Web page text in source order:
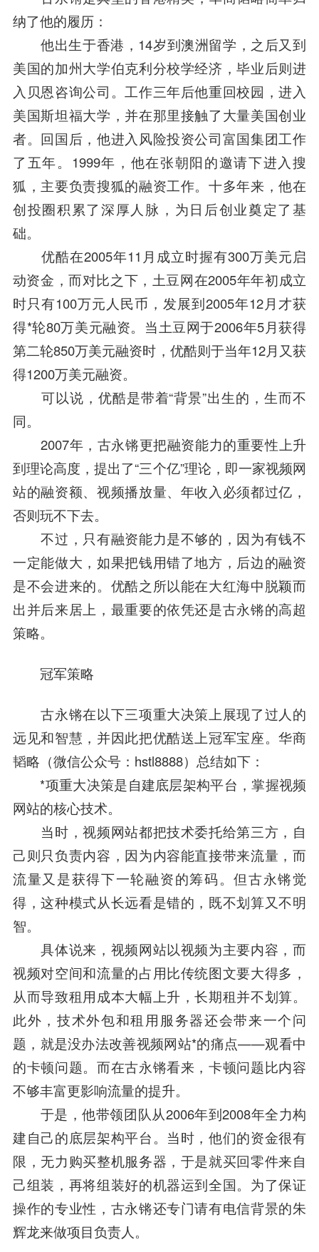
纳了他的履历：
他出生于香港，14岁到澳洲留学，之后又到
美国的加州大学伯克利分校学经济，毕业后则进
入贝恩咨询公司。工作三年后他重回校园，进入
美国斯坦福大学，并在那里接触了大量美国创业
者。回国后，他进入风险投资公司富国集团工作
了五年。1999年，他在张朝阳的邀请下进入搜
狐，主要负责搜狐的融资工作。十多年来，他在
创投圈积累了深厚人脉，为日后创业奠定了基
础。
优酷在2005年11月成立时握有300万美元启
动资金，而对比之下，土豆网在2005年年初成立
时只有100万元人民币，发展到2005年12月才获
得*轮80万美元融资。当土豆网于2006年5月获得
第二轮850万美元融资时，优酷则于当年12月又获
得1200万美元融资。
可以说，优酷是带着“背景”出生的，生而不
同。
2007年，古永锵更把融资能力的重要性上升
到理论高度，提出了“三个亿”理论，即一家视频网
站的融资额、视频播放量、年收入必须都过亿，
否则玩不下去。
不过，只有融资能力是不够的，因为有钱不
一定能做大，如果把钱用错了地方，后边的融资
是不会进来的。优酷之所以能在大红海中脱颖而
出并后来居上，最重要的依凭还是古永锵的高超
策略。
冠军策略
古永锵在以下三项重大决策上展现了过人的
远见和智慧，并因此把优酷送上冠军宝座。华商
韬略（微信公众号：hstl8888）总结如下：
*项重大决策是自建底层架构平台，掌握视频
网站的核心技术。
当时，视频网站都把技术委托给第三方，自
己则只负责内容，因为内容能直接带来流量，而
流量又是获得下一轮融资的筹码。但古永锵觉
得，这种模式从长远看是错的，既不划算又不明
智。
具体说来，视频网站以视频为主要内容，而
视频对空间和流量的占用比传统图文要大得多，
从而导致租用成本大幅上升，长期租并不划算。
此外，技术外包和租用服务器还会带来一个问
题，就是没办法改善视频网站*的痛点——观看中
的卡顿问题。而在古永锵看来，卡顿问题比内容
不够丰富更影响流量的提升。
于是，他带领团队从2006年到2008年全力构
建自己的底层架构平台。当时，他们的资金很有
限，无力购买整机服务器，于是就买回零件来自
己组装，再将组装好的机器运到全国。为了保证
操作的专业性，古永锵还专门请有电信背景的朱
辉龙来做项目负责人。